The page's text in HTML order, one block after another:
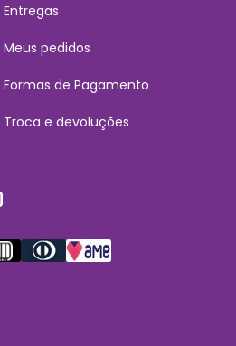
Entregas
Meus pedidos
Formas de Pagamento
Troca e devoluções